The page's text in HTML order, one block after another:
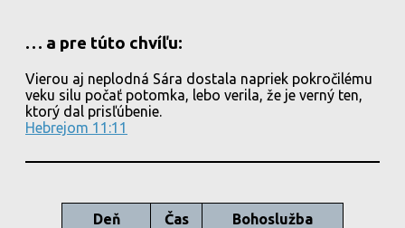
… a pre túto chvíľu:
Vierou aj neplodná Sára dostala napriek pokročilému
veku silu počať potomka, lebo verila, že je verný ten,
ktorý dal prisľúbenie.
Hebrejom 11:11
Deň Čas Bohoslužba